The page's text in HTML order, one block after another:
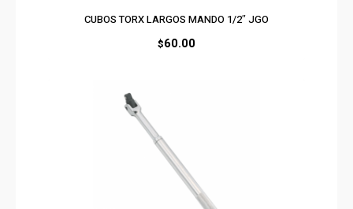
CUBOS TORX LARGOS MANDO 1/2″ JGO
$60.00